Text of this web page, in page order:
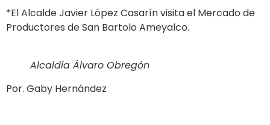
*El Alcalde Javier López Casarín visita el Mercado de
Productores de San Bartolo Ameyalco.
Alcaldía Álvaro Obregón
Por. Gaby Hernández